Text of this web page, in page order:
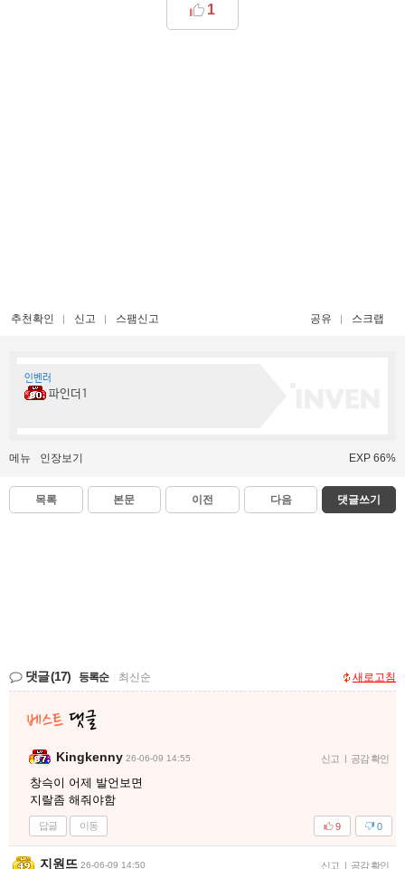
1
추천확인 신고 스팸신고 공유 스크랩
인벤러
파인더1
메뉴 인장보기 EXP 66%
목록 본문 이전 다음 댓글쓰기
댓글(17) 등록순 최신순 새로고침
Kingkenny 26-06-09 14:55 신고 | 공감 확인
창슥이 어제 발언보면
지랄좀 해줘야함
답글 이동 0
9
지원뜨 26-06-09 14:50 신고 | 공감 확인